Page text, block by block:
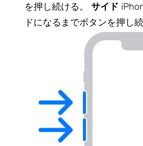
を押し続ける。 サイド
ドになるまでボタンを押し